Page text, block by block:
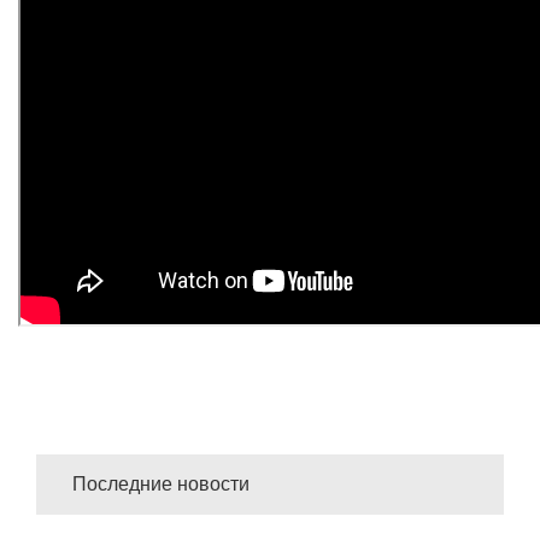
Последние новости